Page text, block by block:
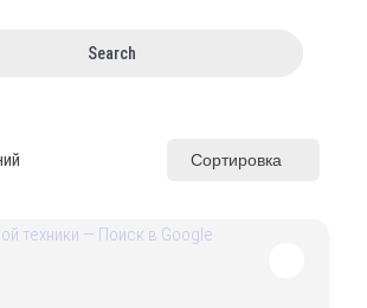
Search
Сортировка